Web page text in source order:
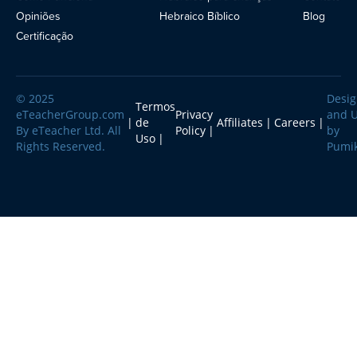
Opiniões
Certificação
Hebraico Bíblico
Blog
© 2025
eTeacherGroup.com
By eTeacher Ltd. All
Rights Reserved.
Termos
de
Uso
Privacy
Policy
Affiliates Careers
and
by